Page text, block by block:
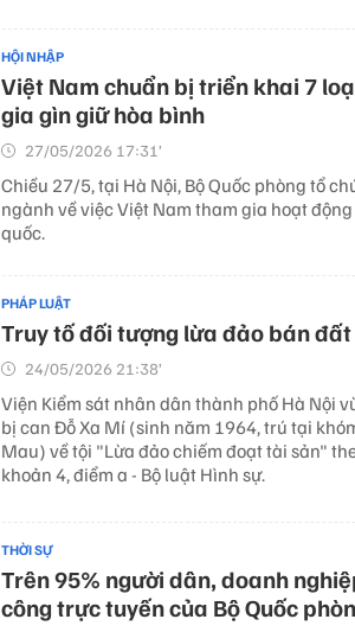
HỘI NHẬP
Việt Nam chuẩn bị triển khai 7
gia gìn giữ hòa bình
27/05/2026 17:31’
Chiều 27/5, tại Hà Nội, Bộ Quốc phòng tổ
ngành về việc Việt Nam tham gia hoạt
quốc.
PHÁP LUẬT
Truy tố đối tượng lừa đảo bán đất
24/05/2026 21:38’
Viện Kiểm sát nhân dân thành phố Hà Nội
bị can Đỗ Xa Mí (sinh năm 1964, trú tại
Mau) về tội "Lừa đảo chiếm đoạt tài sản"
khoản 4, điểm a - Bộ luật Hình sự.
THỜI SỰ
Trên 95% người dân, doanh
công trực tuyến của Bộ Quốc